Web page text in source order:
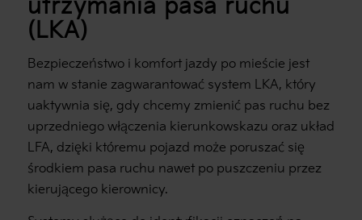
utrzymania pasa ruchu
(LKA)
Bezpieczeństwo i komfort jazdy po mieście jest
nam w stanie zagwarantować system LKA, który
uaktywnia się, gdy chcemy zmienić pas ruchu bez
uprzedniego włączenia kierunkowskazu oraz układ
LFA, dzięki któremu pojazd może poruszać się
środkiem pasa ruchu nawet po puszczeniu przez
kierującego kierownicy.